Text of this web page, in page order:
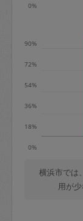
※キ
0%
0%
18%
36%
54%
72%
90%
横浜市では
用が